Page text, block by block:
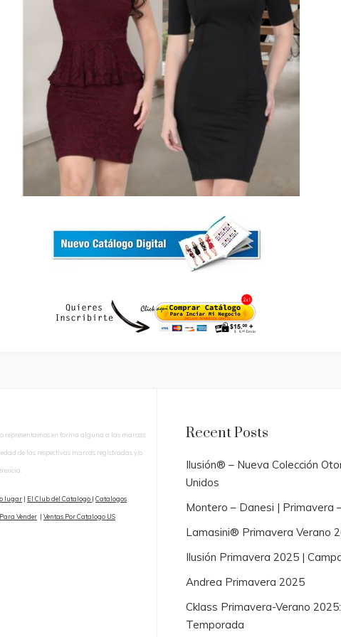
representamos en forma alguna a las marcas
de las respectivas marcas registradas y/o
lugar | El Club del Catalogo | Catalogos
Vender | Ventas Por Catalogo US
Recent Posts
Ilusión® – Nueva Colección
Unidos
Montero – Danesi | Primavera
Lamasini® Primavera Verano
Ilusión Primavera 2025 |
Andrea Primavera 2025
Cklass Primavera-Verano
Temporada